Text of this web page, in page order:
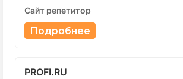
Сайт репетитор
Подробнее
PROFI.RU